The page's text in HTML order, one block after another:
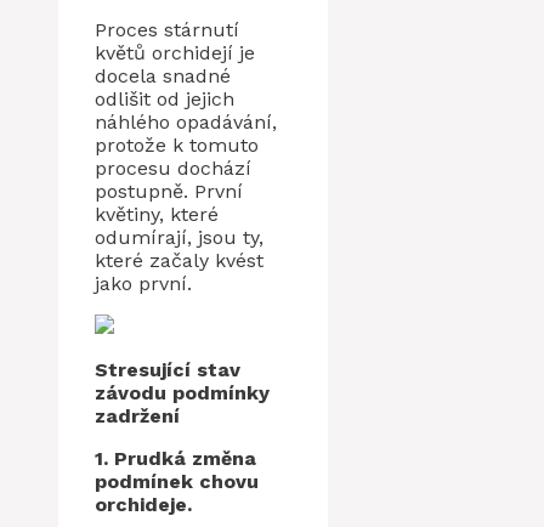
Proces stárnutí
květů orchidejí je
docela snadné
odlišit od jejich
náhlého opadávání,
protože k tomuto
procesu dochází
postupně. První
květiny, které
odumírají, jsou ty,
které začaly kvést
jako první.
Stresující stav
závodu podmínky
zadržení
1. Prudká změna
podmínek chovu
orchideje.